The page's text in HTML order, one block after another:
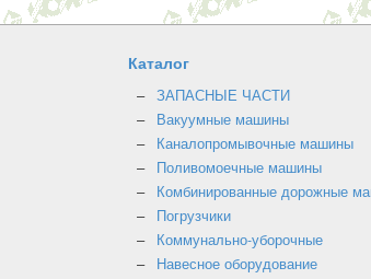
Каталог
ЗАПАСНЫЕ ЧАСТИ
Вакуумные машины
Каналопромывочные машины
Поливомоечные машины
Комбинированные дорожные
Погрузчики
Коммунально-уборочные
Навесное оборудование